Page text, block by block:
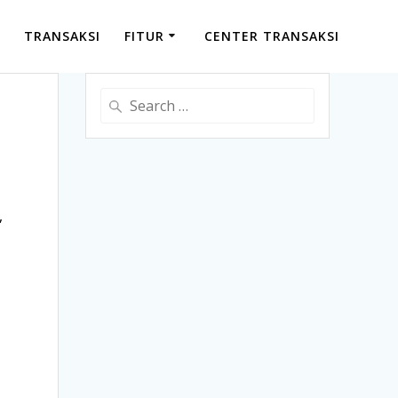
TRANSAKSI FITUR CENTER TRANSAKSI
Search